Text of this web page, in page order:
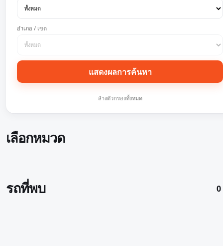
อำเภอ / เขต
แสดงผลการค้นหา
ล้างตัวกรองทั้งหมด
เลือกหมวด
รถที่พบ